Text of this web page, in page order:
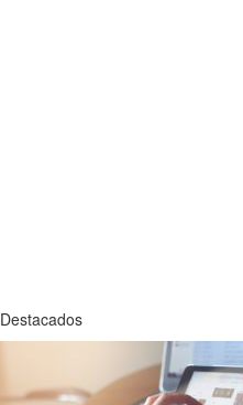
Destacados